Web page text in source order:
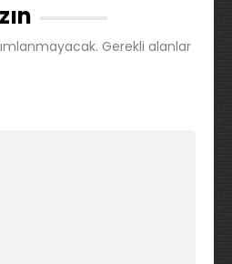
Gerekli alanlar